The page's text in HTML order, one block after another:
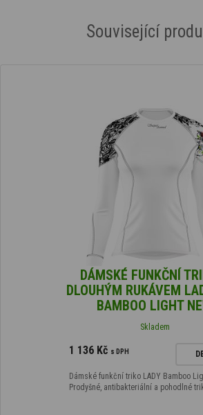
Související
DÁMSKÉ FUNKČNÍ
DLOUHÝM RUKÁVEM
BAMBOO LIGHT
Skladem
1 136 Kč s DPH
Dámské funkční triko LADY Bamboo
Prodyšné, antibakteriální a pohodlné